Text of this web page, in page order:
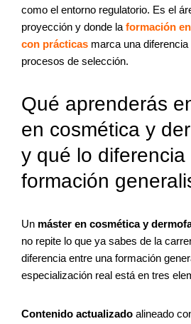
como el entorno regulatorio. Es el
proyección y donde la formación
con prácticas marca una
procesos de selección.
Qué aprenderás
en cosmética y
y qué lo
formación
Un máster en cosmética y
no repite lo que ya sabes de la
diferencia entre una formación
especialización real está en tres
Contenido actualizado alineado